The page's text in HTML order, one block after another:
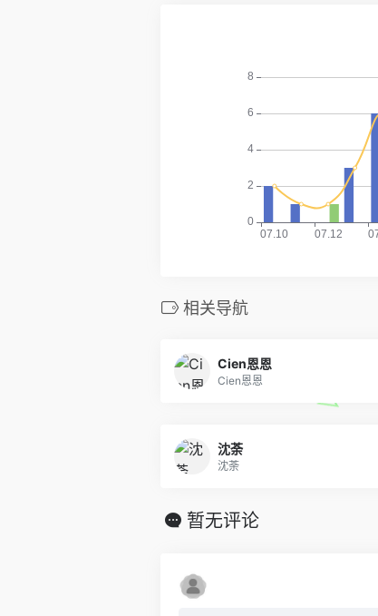
相关导航
Cien恩恩
Cien恩恩
沈荼
沈荼
暂无评论